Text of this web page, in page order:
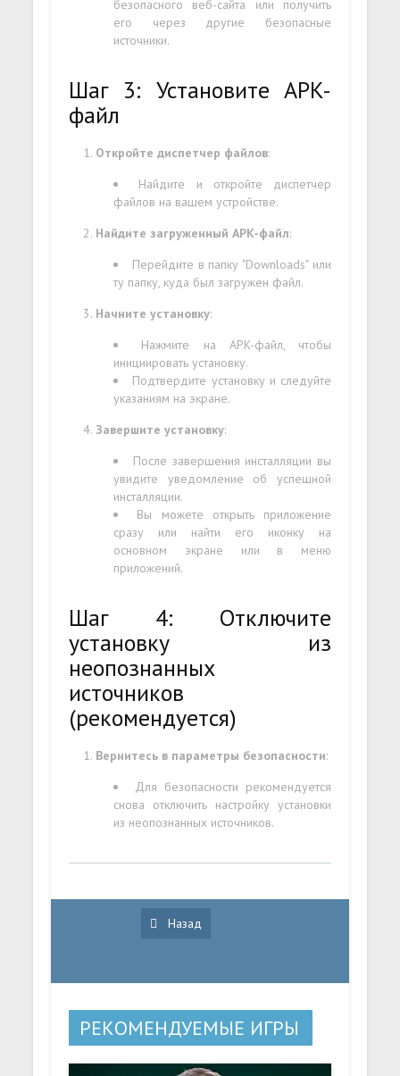
безопасного веб-сайта или получить
его через другие безопасные
источники.
Шаг 3: Установите APK-
файл
Откройте диспетчер файлов:
Найдите и откройте диспетчер
файлов на вашем устройстве.
Найдите загруженный APK-файл:
Перейдите в папку "Downloads" или
ту папку, куда был загружен файл.
Начните установку:
Нажмите на APK-файл, чтобы
инициировать установку.
Подтвердите установку и следуйте
указаниям на экране.
Завершите установку:
После завершения инсталляции вы
увидите уведомление об успешной
инсталляции.
Вы можете открыть приложение
сразу или найти его иконку на
основном экране или в меню
приложений.
Шаг 4: Отключите
установку из
неопознанных
источников
(рекомендуется)
Вернитесь в параметры безопасности:
Для безопасности рекомендуется
снова отключить настройку установки
из неопознанных источников.
Назад
РЕКОМЕНДУЕМЫЕ ИГРЫ